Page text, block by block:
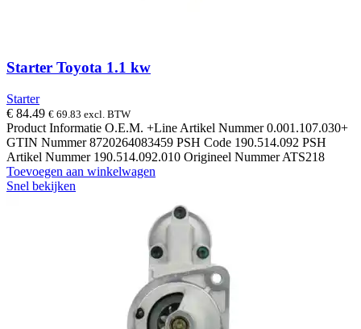
Starter Toyota 1.1 kw
Starter
€ 84.49 € 69.83 excl. BTW
Product Informatie O.E.M. +Line Artikel Nummer 0.001.107.030+
GTIN Nummer 8720264083459 PSH Code 190.514.092 PSH
Artikel Nummer 190.514.092.010 Origineel Nummer ATS218
Toevoegen aan winkelwagen
Snel bekijken